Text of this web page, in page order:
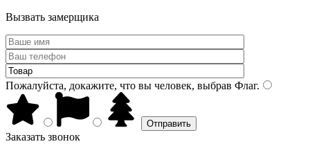
Вызвать замерщика
Пожалуйста, докажите, что вы человек, выбрав Флаг.
Заказать звонок